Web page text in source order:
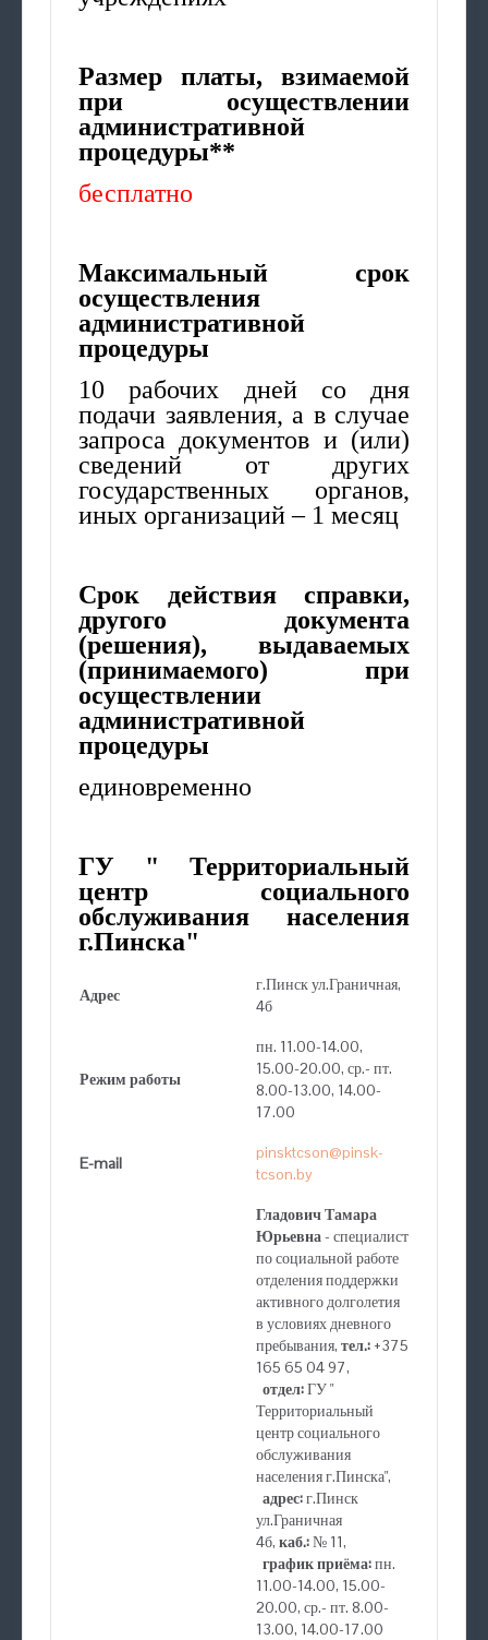
Размер платы, взимаемой
при осуществлении
административной
процедуры**
бесплатно
Максимальный срок
осуществления
административной
процедуры
10 рабочих дней со дня
подачи заявления, а в случае
запроса документов и (или)
сведений от других
государственных органов,
иных организаций – 1 месяц
Срок действия справки,
другого документа
(решения), выдаваемых
(принимаемого) при
осуществлении
административной
процедуры
единовременно
ГУ " Территориальный
центр социального
обслуживания населения
г.Пинска"
Адрес
г.Пинск ул.Граничная,
4б
Режим работы
пн. 11.00-14.00,
15.00-20.00, ср.- пт.
8.00-13.00, 14.00-
17.00
E-mail
pinsktcson@pinsk-
tcson.by
Гладович Тамара
Юрьевна- специалист
по социальной работе
отделения поддержки
активного долголетия
в условиях дневного
пребывания, тел.:+375
165 65 04 97,
отдел:ГУ "
Территориальный
центр социального
обслуживания
населения г.Пинска",
адрес:г.Пинск
ул.Граничная
4б, каб.:№ 11,
график приёма:пн.
11.00-14.00, 15.00-
20.00, ср.- пт. 8.00-
13.00, 14.00-17.00